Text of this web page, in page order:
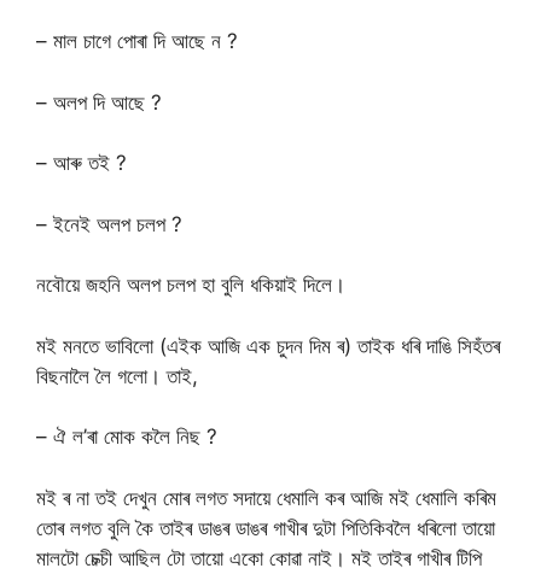
– মাল চাগে পোৰা দি আছে ন ?
– অলপ দি আছে ?
– আৰু তই ?
– ইনেই অলপ চলপ ?
নবৌয়ে জহনি অলপ চলপ হা বুলি ধকিয়াই দিলে।
মই মনতে ভাবিলো (এইক আজি এক চুদন দিম ৰ) তাইক ধৰি দাঙি সিহঁতৰ
বিছনালৈ লৈ গলো। তাই,
– ঐ ল’ৰা মোক কলৈ নিছ ?
মই ৰ না তই দেখুন মোৰ লগত সদায়ে ধেমালি কৰ আজি মই ধেমালি কৰিম
তোৰ লগত বুলি কৈ তাইৰ ডাঙৰ ডাঙৰ গাখীৰ দুটা পিতিকিবলৈ ধৰিলো তায়ো
মালটো চেক্চী আছিল টো তায়ো একো কোৱা নাই। মই তাইৰ গাখীৰ টিপি